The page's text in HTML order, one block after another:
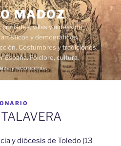
MADOZ
villas y aldeas de
y demográficos.
Costumbres y tradiciones.
España. Folclore, cultura,
y economía.
y diócesis de Toledo (13